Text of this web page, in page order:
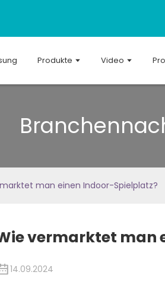
Produkte Video
man einen Indoor-Spielplatz?
vermarktet man
14.09.2024